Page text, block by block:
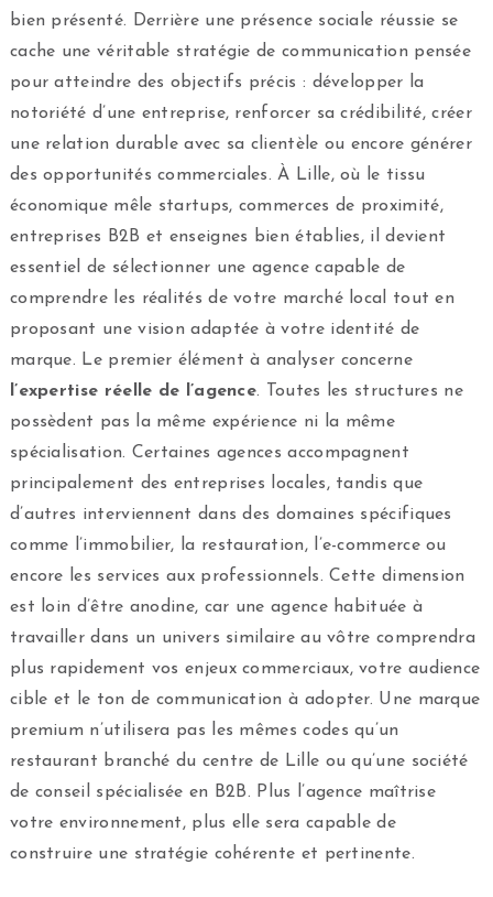
bien présenté. Derrière une présence sociale réussie se
cache une véritable stratégie de communication pensée
pour atteindre des objectifs précis : développer la
notoriété d’une entreprise, renforcer sa crédibilité, créer
une relation durable avec sa clientèle ou encore générer
des opportunités commerciales. À Lille, où le tissu
économique mêle startups, commerces de proximité,
entreprises B2B et enseignes bien établies, il devient
essentiel de sélectionner une agence capable de
comprendre les réalités de votre marché local tout en
proposant une vision adaptée à votre identité de
marque. Le premier élément à analyser concerne
l’expertise réelle de l’agence. Toutes les structures ne
possèdent pas la même expérience ni la même
spécialisation. Certaines agences accompagnent
principalement des entreprises locales, tandis que
d’autres interviennent dans des domaines spécifiques
comme l’immobilier, la restauration, l’e-commerce ou
encore les services aux professionnels. Cette dimension
est loin d’être anodine, car une agence habituée à
travailler dans un univers similaire au vôtre comprendra
plus rapidement vos enjeux commerciaux, votre audience
cible et le ton de communication à adopter. Une marque
premium n’utilisera pas les mêmes codes qu’un
restaurant branché du centre de Lille ou qu’une société
de conseil spécialisée en B2B. Plus l’agence maîtrise
votre environnement, plus elle sera capable de
construire une stratégie cohérente et pertinente.